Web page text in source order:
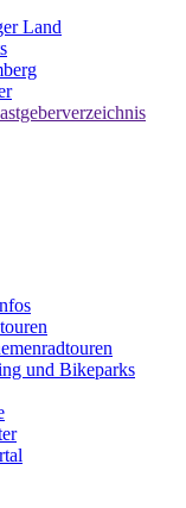
Land
und Bikeparks